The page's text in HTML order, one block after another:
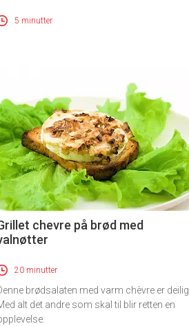
5 minutter
chevre på brød med
20 minutter
brødsalaten med varm chèvre er deilig.
alt det andre som skal til blir retten en